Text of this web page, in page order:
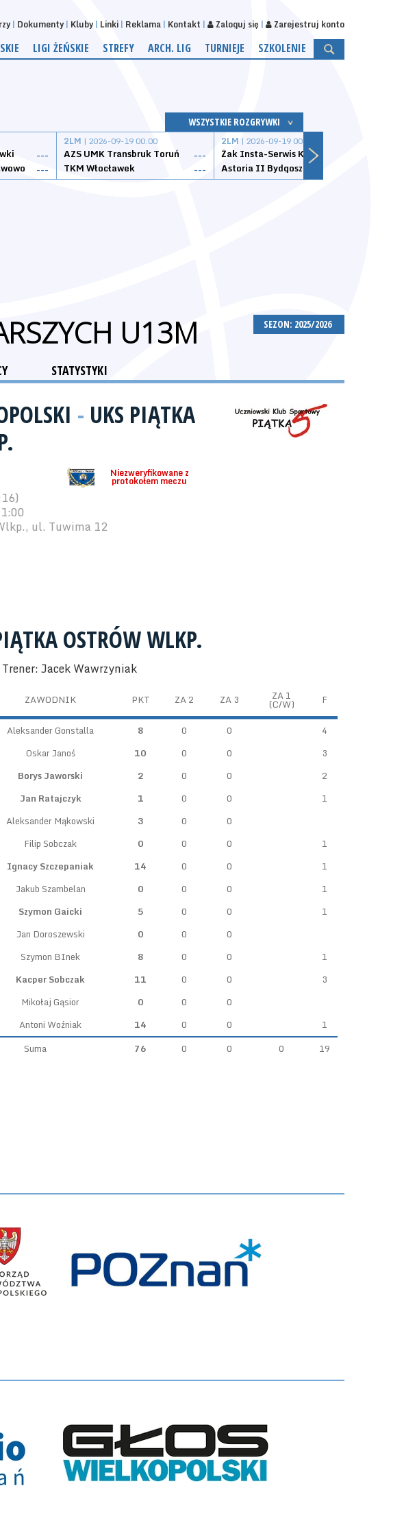
Dokumenty Kluby Linki Reklama Kontakt Zaloguj się Zarejestruj konto
LIGI ŻEŃSKIE STREFY ARCH. LIG TURNIEJE SZKOLENIE
WSZYSTKIE ROZGRYWKI
---
---
2LM | 2026-09-19 00:00
AZS UMK Transbruk Toruń
---
TKM Włocławek
---
2LM | 2026-09-19 00:00
Żak Insta-Serwis Koszalin
Astoria II Bydgoszcz
SEZON: 2025/2026
U13M
STATYSTYKI
- UKS PIĄTKA
Niezweryfikowane z
protokołem meczu
ul. Tuwima 12
OSTRÓW WLKP.
Trener: Jacek Wawrzyniak
ZAWODNIK PKT ZA 2 ZA 3 ZA 1
(C/W) F
Aleksander Gonstalla 8 0 0
4
Oskar Janoś 10 0 0
3
Borys Jaworski 2 0 0
2
Jan Ratajczyk 1 0 0
1
Aleksander Mąkowski 3 0
0
Filip Sobczak 0 0 0
1
Ignacy Szczepaniak 14 0 0
1
Jakub Szambelan 0 0 0
1
Szymon Gaicki 5 0 0
1
Jan Doroszewski 0 0
0
Szymon BInek 8 0 0
1
Kacper Sobczak 11 0 0
3
Mikołaj Gąsior 0 0
0
Antoni Woźniak 14 0 0
1
Suma
76 0 0 0 19